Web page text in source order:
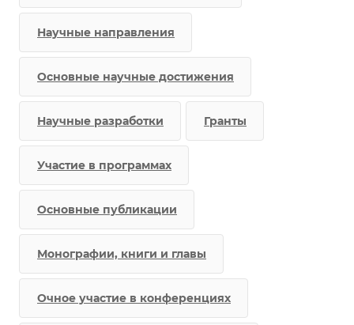
Научные направления
Основные научные достижения
Научные разработки Гранты
Участие в программах
Основные публикации
Монографии, книги и главы
Очное участие в конференциях